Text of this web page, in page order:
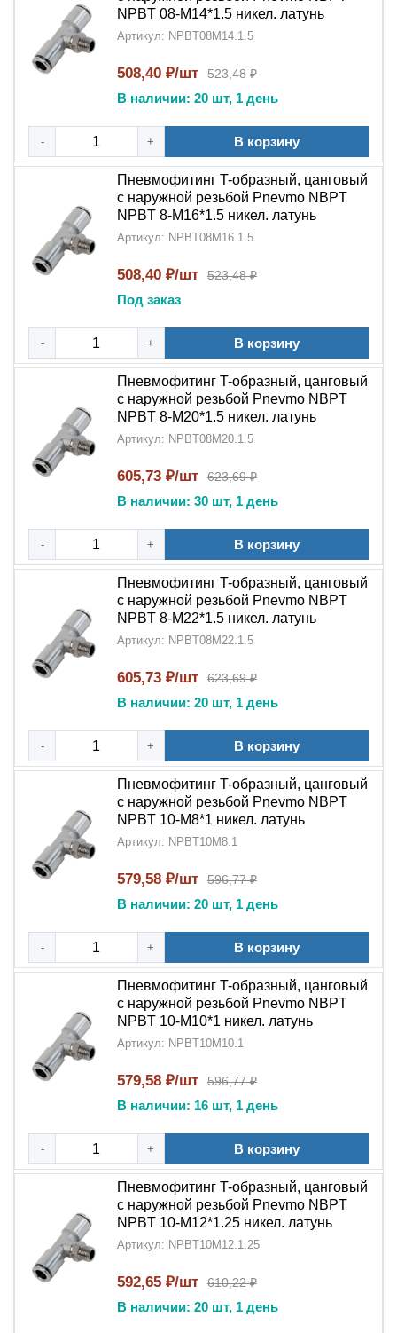
NPBT 08-M14*1.5 никел. латунь
Артикул: NPBT08M14.1.5
508,40 ₽/шт 523,48 ₽
В наличии: 20 шт, 1 день
- + В корзину
Пневмофитинг T-образный, цанговый
с наружной резьбой Pnevmo NBPT
NPBT 8-M16*1.5 никел. латунь
Артикул: NPBT08M16.1.5
508,40 ₽/шт 523,48 ₽
Под заказ
- + В корзину
Пневмофитинг T-образный, цанговый
с наружной резьбой Pnevmo NBPT
NPBT 8-M20*1.5 никел. латунь
Артикул: NPBT08M20.1.5
605,73 ₽/шт 623,69 ₽
В наличии: 30 шт, 1 день
- + В корзину
Пневмофитинг T-образный, цанговый
с наружной резьбой Pnevmo NBPT
NPBT 8-M22*1.5 никел. латунь
Артикул: NPBT08M22.1.5
605,73 ₽/шт 623,69 ₽
В наличии: 20 шт, 1 день
- + В корзину
Пневмофитинг T-образный, цанговый
с наружной резьбой Pnevmo NBPT
NPBT 10-M8*1 никел. латунь
Артикул: NPBT10M8.1
579,58 ₽/шт 596,77 ₽
В наличии: 20 шт, 1 день
- + В корзину
Пневмофитинг T-образный, цанговый
с наружной резьбой Pnevmo NBPT
NPBT 10-M10*1 никел. латунь
Артикул: NPBT10M10.1
579,58 ₽/шт 596,77 ₽
В наличии: 16 шт, 1 день
- + В корзину
Пневмофитинг T-образный, цанговый
с наружной резьбой Pnevmo NBPT
NPBT 10-M12*1.25 никел. латунь
Артикул: NPBT10M12.1.25
592,65 ₽/шт 610,22 ₽
В наличии: 20 шт, 1 день